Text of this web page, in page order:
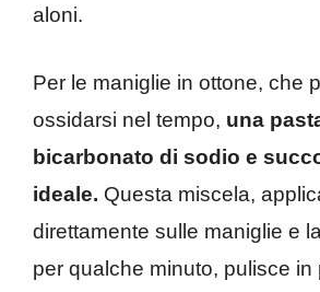
aloni.
Per le maniglie in ottone, che
ossidarsi nel tempo, una
bicarbonato di sodio e
ideale. Questa miscela,
direttamente sulle maniglie e
per qualche minuto, pulisce in